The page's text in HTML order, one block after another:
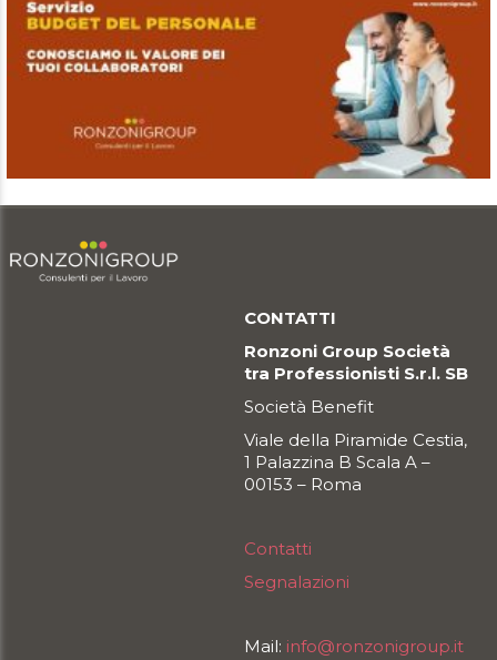
CONTATTI
Ronzoni Group Società
tra Professionisti S.r.l. SB
Società Benefit
Viale della Piramide Cestia,
1 Palazzina B Scala A –
00153 – Roma
Contatti
Segnalazioni
Mail: info@ronzonigroup.it